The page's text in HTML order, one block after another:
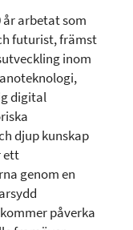
år arbetat som
futurist, främst
inom
digital
djup kunskap
ett
genom en
påverka